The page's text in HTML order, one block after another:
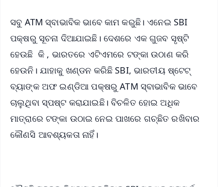
ସବୁ ATM ସ୍ବାଭାବିକ ଭାବେ କାମ କରୁଛି। ଏନେଇ SBI
ପକ୍ଷରୁ ସୂଚନା ଦିଆଯାଇଛି। ଦେଶରେ ଏକ ଗୁଜବ ସୃଷ୍ଟି
ହେଉଛି କି , ଭାରତରେ ଏଟିଏମରେ ଟଙ୍କା ଉଠାଣ କରି
ହେଉନି। ଯାହାକୁ ଖଣ୍ଡନ କରିଛି SBI, ଭାରତୀୟ ଷ୍ଟେଟ୍‌
ବ୍ୟାଙ୍କ ଅଫ ଇଣ୍ଡିଆ ପକ୍ଷରୁ ATM ସ୍ବାଭାବିକ ଭାବେ
ଚାଲୁଥିବା ସ୍ପଷ୍ଟ କରାଯାଇଛି। ବିଚଳିତ ହୋଇ ଅଧିକ
ମାତ୍ରାରେ ଟଙ୍କା ଉଠାଇ ନେଇ ପାଖରେ ଗଚ୍ଛିତ ରଖିବାର
କୌଣସି ଆବଶ୍ୟକତା ନାହିଁ।